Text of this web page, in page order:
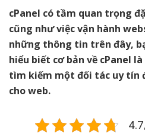
cPanel có tầm quan trọng
cũng như việc vận hành
những thông tin trên đây,
hiểu biết cơ bản về cPanel
tìm kiếm một đối tác uy tín
cho web.